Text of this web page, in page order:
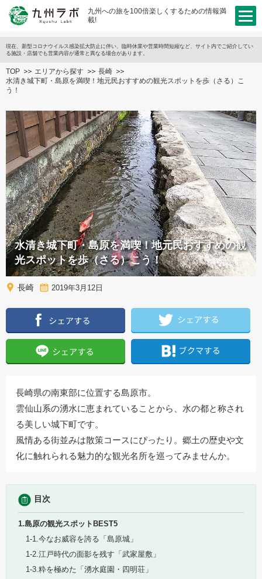
九州への旅を100倍楽しくするための情報満
載!
現在、新型コロナウイルス感染拡大防止に伴い、臨時休業や営業時間短縮など、サイト内でご紹介してい
る施設・店舗でも営業内容が通常と異なる場合があります。
TOP エリアから探す
長崎
水清き城下町・島原を満喫！地元民おすすめの観光スポットを歩（さる）こ
う！
水清き城下町・島原を満喫！地元民おすすめの観
光スポットを歩（さる）こう！
長崎 2019年3月12日
長崎県の南東部に位置する島原市。
雲仙山系の湧水に恵まれていることから、水の都と称され
る美しい城下町です。
風情ある街並みは散策コースにぴったり。郷土の歴史や文
化に触れられる魅力的な観光名所を巡ってみませんか。
目次
1.島原の観光スポットBEST5
1-1.今なお威容を誇る「島原城」
1-2.江戸時代の面影を残す「武家屋敷」
1-3.粋を極めた「湧水庭園・四明荘」